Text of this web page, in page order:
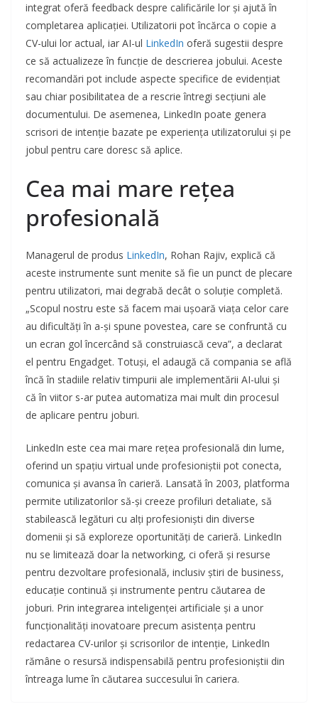
integrat oferă feedback despre calificările lor și ajută în
completarea aplicației. Utilizatorii pot încărca o copie a
CV-ului lor actual, iar AI-ul LinkedIn oferă sugestii despre
ce să actualizeze în funcție de descrierea jobului. Aceste
recomandări pot include aspecte specifice de evidențiat
sau chiar posibilitatea de a rescrie întregi secțiuni ale
documentului. De asemenea, LinkedIn poate genera
scrisori de intenție bazate pe experiența utilizatorului și pe
jobul pentru care doresc să aplice.
Cea mai mare rețea
profesională
Managerul de produs LinkedIn, Rohan Rajiv, explică că
aceste instrumente sunt menite să fie un punct de plecare
pentru utilizatori, mai degrabă decât o soluție completă.
„Scopul nostru este să facem mai ușoară viața celor care
au dificultăți în a-și spune povestea, care se confruntă cu
un ecran gol încercând să construiască ceva”, a declarat
el pentru Engadget. Totuși, el adaugă că compania se află
încă în stadiile relativ timpurii ale implementării AI-ului și
că în viitor s-ar putea automatiza mai mult din procesul
de aplicare pentru joburi.
LinkedIn este cea mai mare rețea profesională din lume,
oferind un spațiu virtual unde profesioniștii pot conecta,
comunica și avansa în carieră. Lansată în 2003, platforma
permite utilizatorilor să-și creeze profiluri detaliate, să
stabilească legături cu alți profesioniști din diverse
domenii și să exploreze oportunități de carieră. LinkedIn
nu se limitează doar la networking, ci oferă și resurse
pentru dezvoltare profesională, inclusiv știri de business,
educație continuă și instrumente pentru căutarea de
joburi. Prin integrarea inteligenței artificiale și a unor
funcționalități inovatoare precum asistența pentru
redactarea CV-urilor și scrisorilor de intenție, LinkedIn
rămâne o resursă indispensabilă pentru profesioniștii din
întreaga lume în căutarea succesului în cariera.